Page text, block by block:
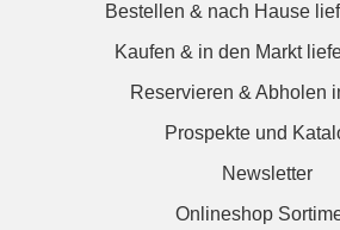
Bestellen & nach Hause
Kaufen & in den Markt
Reservieren & Abholen
Prospekte und
Newsletter
Onlineshop